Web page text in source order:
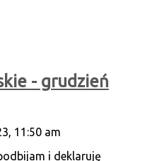
- grudzień
11:50 am
i deklaruję